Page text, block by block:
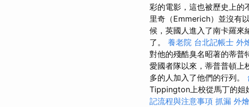
彩的電影，這也被歷史上的
里奇（Emmerich）並沒有
候，英國人進入了南卡羅來
了。 養老院 台北記帳士 外
對他的殘酷臭名昭著的蒂普
愛國者隊以來，蒂普普頓上
多的人加入了他們的行列。
Tippington上校從馬丁的姐
記流程與注意事項 抓漏 外